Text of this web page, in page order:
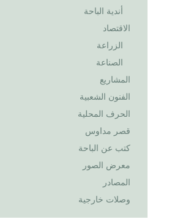
أندية الباحة
الاقتصاد
الزراعة
الصناعة
المشاريع
الفنون الشعبية
الحرف المحلية
قصر مداوس
كتب عن الباحة
معرض الصور
المصادر
وصلات خارجية